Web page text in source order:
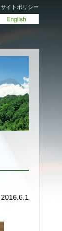
サイトポリシー
2016.6.1